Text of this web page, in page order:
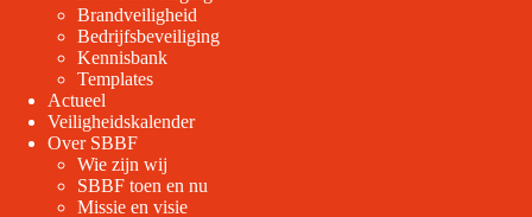
Brandveiligheid
Bedrijfsbeveiliging
Kennisbank
Templates
Actueel
Veiligheidskalender
Over SBBF
Wie zijn wij
SBBF toen en nu
Missie en visie